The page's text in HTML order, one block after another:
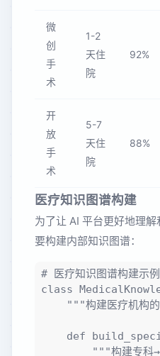
微
创
手
术
1-2
天住
院
92%
开
放
手
术
5-7
天住
院
88%
医疗知识图谱构建
为了让 AI 平台更好地理
要构建内部知识图谱：
# 医疗知识图谱构建示例
class
"""构建医疗机构
def
"""构建专科→